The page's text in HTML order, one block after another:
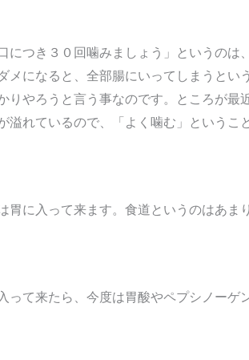
につき３０回噛みましょう」というの
メになると、全部腸にいってしまうと
りやろうと言う事なのです。ところが最
溢れているので、「よく噛む」というこ
胃に入って来ます。食道というのはあま
って来たら、今度は胃酸やペプシノーゲ